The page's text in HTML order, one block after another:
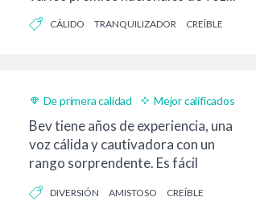
CÁLIDO TRANQUILIZADOR CREÍBLE
De primera calidad Mejor calificados
Bev tiene años de experiencia, una
voz cálida y cautivadora con un
rango sorprendente. Es fácil
DIVERSIÓN AMISTOSO CREÍBLE